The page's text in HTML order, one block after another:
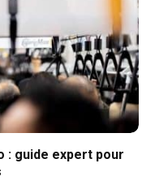
: guide expert pour